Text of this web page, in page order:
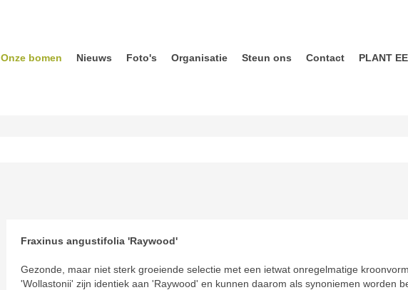
Onze bomen Nieuws Foto's Organisatie Steun ons Contact PLANT
Fraxinus angustifolia 'Raywood'
Gezonde, maar niet sterk groeiende selectie met een ietwat onregelmatige
'Wollastonii' zijn identiek aan 'Raywood' en kunnen daarom als synoniemen worden